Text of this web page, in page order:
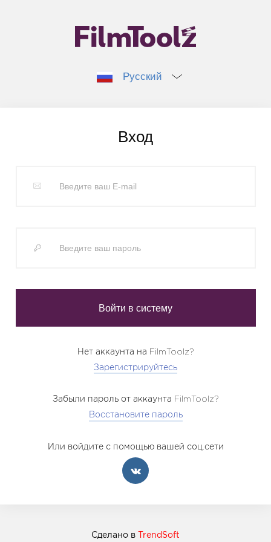
Русский
Вход
Нет аккаунта на FilmToolz?
Зарегистрируйтесь
Забыли пароль от аккаунта FilmToolz?
Восстановите пароль
Или войдите с помощью вашей соц.сети
Сделано в TrendSoft